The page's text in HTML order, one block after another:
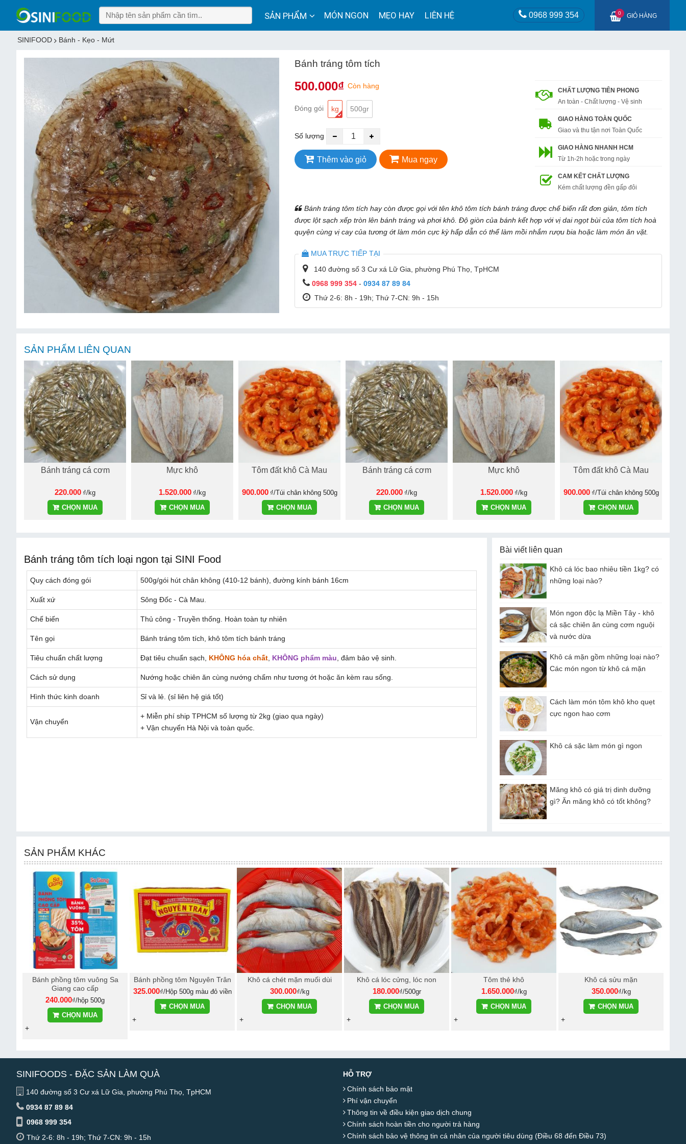
SẢN PHẨM MÓN NGON MẸO HAY LIÊN HỆ 0968 999 354 0 GIỎ HÀNG
SINIFOOD Bánh - Kẹo - Mứt
Bánh tráng tôm tích
500.000₫ Còn hàng
Đóng gói kg 500gr
Số lượng
Thêm vào giỏ Mua ngay
CHẤT LƯỢNG TIÊN PHONG
An toàn - Chất lượng - Vệ sinh
GIAO HÀNG TOÀN QUỐC
Giao và thu tận nơi Toàn Quốc
GIAO HÀNG NHANH HCM
Từ 1h-2h hoặc trong ngày
CAM KẾT CHẤT LƯỢNG
Kém chất lượng đền gấp đôi
Bánh tráng tôm tích hay còn được gọi với tên khô tôm tích bánh tráng được chế biến rất đơn giản, tôm tích
được lột sạch xếp tròn lên bánh tráng và phơi khô. Độ giòn của bánh kết hợp với vị dai ngọt bùi của tôm tích hoà
quyện cùng vị cay của tương ớt làm món cực kỳ hấp dẫn có thể làm mồi nhắm rượu bia hoặc làm món ăn vặt.
MUA TRỰC TIẾP TẠI
140 đường số 3 Cư xá Lữ Gia, phường Phú Thọ, TpHCM
0968 999 354 - 0934 87 89 84
Thứ 2-6: 8h - 19h; Thứ 7-CN: 9h - 15h
SẢN PHẨM LIÊN QUAN
Bánh tráng cá cơm
220.000 ₫/kg
CHỌN MUA
Mực khô
1.520.000 ₫/kg
CHỌN MUA
Tôm đất khô Cà Mau
900.000 ₫/Túi chân không 500g
CHỌN MUA
Bánh tráng cá cơm
220.000 ₫/kg
CHỌN MUA
Mực khô
1.520.000 ₫/kg
CHỌN MUA
Tôm đất khô Cà Mau
900.000 ₫/Túi chân không 500g
CHỌN MUA
Bánh tráng tôm tích loại ngon tại SINI Food
Quy cách đóng gói 500g/gói hút chân không (410-12 bánh), đường kính bánh 16cm
Xuất xứ Sông Đốc - Cà Mau.
Chế biến Thủ công - Truyền thống. Hoàn toàn tự nhiên
Tên gọi Bánh tráng tôm tích, khô tôm tích bánh tráng
Tiêu chuẩn chất lượng Đạt tiêu chuẩn sạch, KHÔNG hóa chất, KHÔNG phẩm màu, đảm bảo vệ sinh.
Cách sử dụng Nướng hoặc chiên ăn cùng nướng chấm như tương ớt hoặc ăn kèm rau sống.
Hình thức kinh doanh Sỉ và lẻ. (sỉ liên hệ giá tốt)
Vận chuyển
+ Miễn phí ship TPHCM số lượng từ 2kg (giao qua ngày)
+ Vận chuyển Hà Nội và toàn quốc.
Bài viết liên quan
Khô cá lóc bao nhiêu tiền 1kg? có
những loại nào?
Món ngon độc lạ Miền Tây - khô
cá sặc chiên ăn cùng cơm nguội
và nước dừa
Khô cá mặn gồm những loại nào?
Các món ngon từ khô cá mặn
Cách làm món tôm khô kho quẹt
cực ngon hao cơm
Khô cá sặc làm món gì ngon
Măng khô có giá trị dinh dưỡng
gì? Ăn măng khô có tốt không?
SẢN PHẨM KHÁC
Bánh phồng tôm vuông Sa
Giang cao cấp
240.000₫/hộp 500g
CHỌN MUA
+
Bánh phồng tôm Nguyên Trân
325.000₫/Hộp 500g màu đỏ viền
vàng
CHỌN MUA
+
Khô cá chét mặn muối dùi
300.000₫/kg
CHỌN MUA
+
Khô cá lóc cửng, lóc non
180.000₫/500gr
CHỌN MUA
+
Tôm thẻ khô
1.650.000₫/kg
CHỌN MUA
+
Khô cá sửu mặn
350.000₫/kg
CHỌN MUA
+
SINIFOODS - ĐẶC SẢN LÀM QUÀ
140 đường số 3 Cư xá Lữ Gia, phường Phú Thọ, TpHCM
0934 87 89 84
0968 999 354
Thứ 2-6: 8h - 19h; Thứ 7-CN: 9h - 15h
HỖ TRỢ
Chính sách bảo mật
Phí vận chuyển
Thông tin về điều kiện giao dịch chung
Chính sách hoàn tiền cho người trả hàng
Chính sách bảo vệ thông tin cá nhân của người tiêu dùng (Điều 68 đến Điều 73)